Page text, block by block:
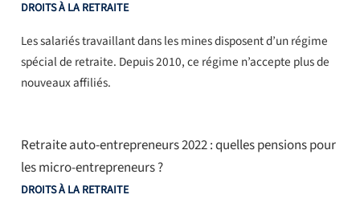
DROITS À LA RETRAITE
Les salariés travaillant dans les mines disposent d’un régime
spécial de retraite. Depuis 2010, ce régime n’accepte plus de
nouveaux affiliés.
Retraite auto-entrepreneurs 2022 : quelles pensions pour
les micro-entrepreneurs ?
DROITS À LA RETRAITE